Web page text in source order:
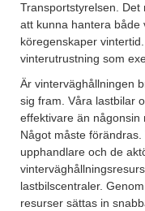
Transportstyrelsen.
att kunna hantera både
köregenskaper
vinterutrustning som
Är vinterväghållningen
sig fram. Våra lastbilar
effektivare än någonsin
Något måste
upphandlare och de
lastbilscentraler.
resurser sättas in